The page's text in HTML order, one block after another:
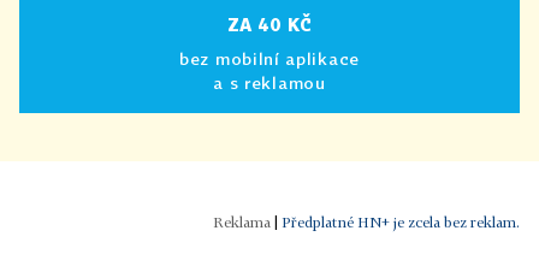
ZA 40 KČ
bez mobilní aplikace
a s reklamou
Předplatné HN+ je zcela bez reklam.